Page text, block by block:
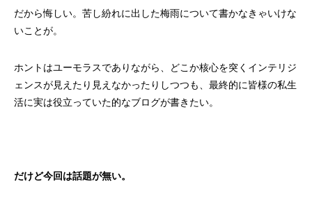
だから悔しい。苦し紛れに出した梅雨について書かなきゃいけな
いことが。
ホントはユーモラスでありながら、どこか核心を突くインテリジ
ェンスが見えたり見えなかったりしつつも、最終的に皆様の私生
活に実は役立っていた的なブログが書きたい。
だけど今回は話題が無い。